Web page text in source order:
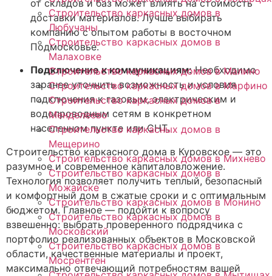
Строительство каркасных домов в
Любучаны
Строительство каркасных домов в
Малаховке
Строительство каркасных домов в Малино
Строительство каркасных домов в Марфино
Строительство каркасных домов в
Менделеево
Строительство каркасных домов в
Мещерино
Строительство каркасных домов в Михнево
Строительство каркасных домов в
Можайске
Строительство каркасных домов в Монино
Строительство каркасных домов в
Московский
Строительство каркасных домов в
Мосрентген
от складов и баз может влиять на стоимость
доставки материалов. Лучше выбирать
компанию с опытом работы в восточном
Подмосковье.
Подключение к коммуникациям:Необходимо
заранее уточнить возможность и условия
подключения к газовым, электрическим и
водопроводным сетям в конкретном
населенном пункте или СНТ.
Строительство каркасного дома в Куровское — это
разумное и современное капиталовложение.
Технология позволяет получить теплый, безопасный
и комфортный дом в сжатые сроки и с оптимальным
бюджетом. Главное — подойти к вопросу
взвешенно: выбрать проверенного подрядчика с
портфолио реализованных объектов в Московской
области, качественные материалы и проект,
максимально отвечающий потребностям вашей